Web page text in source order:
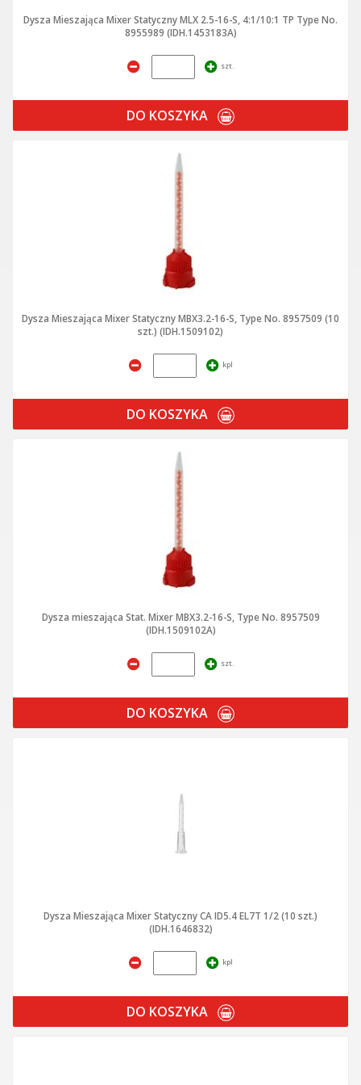
Dysza Mieszająca Mixer Statyczny MLX 2.5-16-S, 4:1/10:1 TP Type No.
8955989 (IDH.1453183A)
szt.
DO KOSZYKA
Dysza Mieszająca Mixer Statyczny MBX3.2-16-S, Type No. 8957509 (10
szt.) (IDH.1509102)
kpl
DO KOSZYKA
Dysza mieszająca Stat. Mixer MBX3.2-16-S, Type No. 8957509
(IDH.1509102A)
szt.
DO KOSZYKA
Dysza Mieszająca Mixer Statyczny CA ID5.4 EL7T 1/2 (10 szt.)
(IDH.1646832)
kpl
DO KOSZYKA